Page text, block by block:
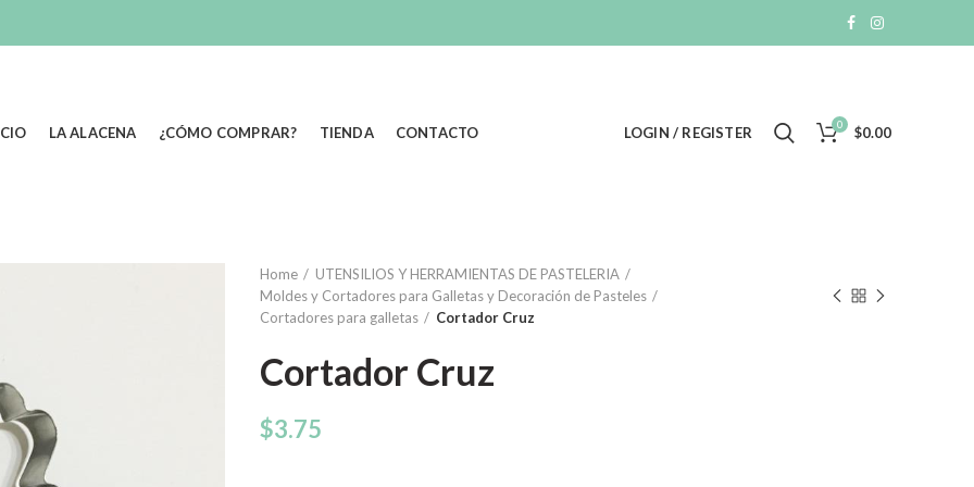
LA ALACENA ¿CÓMO COMPRAR? TIENDA CONTACTO LOGIN / REGISTER 0 $0.00
Home
UTENSILIOS Y HERRAMIENTAS DE PASTELERIA
Moldes y Cortadores para Galletas y Decoración de Pasteles
Cortadores para galletas
Cortador Cruz
Cortador Cruz
$3.75